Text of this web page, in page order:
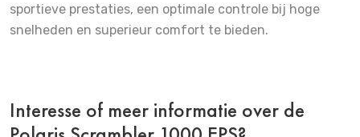
sportieve prestaties, een optimale controle bij hoge
snelheden en superieur comfort te bieden.
Interesse of meer informatie over de